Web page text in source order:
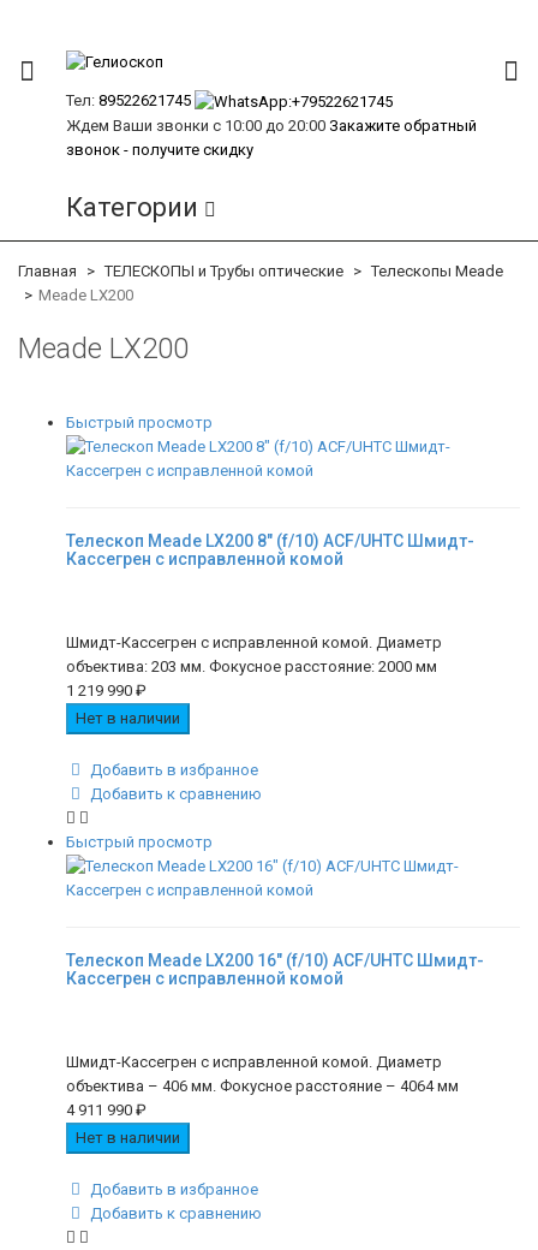
Тел: 89522621745
Ждем Ваши звонки с 10:00 до 20:00 Закажите обратный
звонок - получите скидку
Категории
Главная ТЕЛЕСКОПЫ и Трубы оптические
Телескопы Meade
Meade LX200
Meade LX200
Быстрый просмотр
Телескоп Meade LX200 8" (f/10) ACF/UHTC Шмидт-
Кассегрен с исправленной комой
Шмидт-Кассегрен с исправленной комой. Диаметр
объектива: 203 мм. Фокусное расстояние: 2000 мм
1 219 990 ₽
Нет в наличии
Добавить в избранное
Добавить к сравнению
Быстрый просмотр
Телескоп Meade LX200 16" (f/10) ACF/UHTC Шмидт-
Кассегрен с исправленной комой
Шмидт-Кассегрен с исправленной комой. Диаметр
объектива – 406 мм. Фокусное расстояние – 4064 мм
4 911 990 ₽
Нет в наличии
Добавить в избранное
Добавить к сравнению